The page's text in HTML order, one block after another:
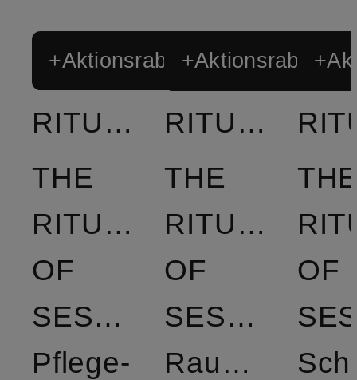
+Aktionsrabatt
RITUALS
THE
RITUAL
OF
SESHEN
Pflege-
+Aktionsrabatt
RITUALS
THE
RITUAL
OF
SESHEN
Raumduft
OF